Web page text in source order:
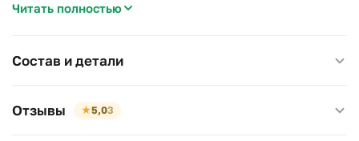
матрикария в воздушной голубой упаковке. Каждый
доставкой.
подарок без повода, на день рождения или просто
Читать полностью
Состав и детали
Отзывы ★5,03